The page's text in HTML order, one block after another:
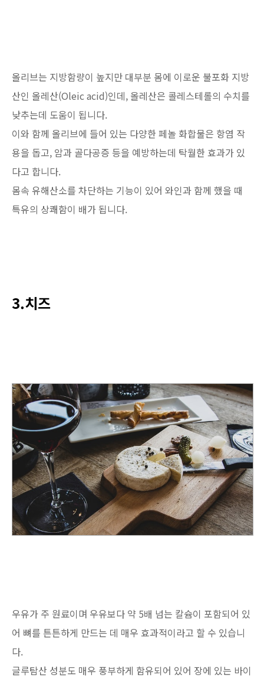
올리브는 지방함량이 높지만 대부분 몸에 이로운 불포화 지방
산인 올레산(Oleic acid)인데, 올레산은 콜레스테롤의 수치를
낮추는데 도움이 됩니다.
이와 함께 올리브에 들어 있는 다양한 페놀 화합물은 항염 작
용을 돕고, 암과 골다공증 등을 예방하는데 탁월한 효과가 있
다고 합니다.
몸속 유해산소를 차단하는 기능이 있어 와인과 함께 했을 때
특유의 상쾌함이 배가 됩니다.
3.치즈
우유가 주 원료이며 우유보다 약 5배 넘는 칼슘이 포함되어 있
어 뼈를 튼튼하게 만드는 데 매우 효과적이라고 할 수 있습니
다.
글루탐산 성분도 매우 풍부하게 함유되어 있어 장에 있는 바이